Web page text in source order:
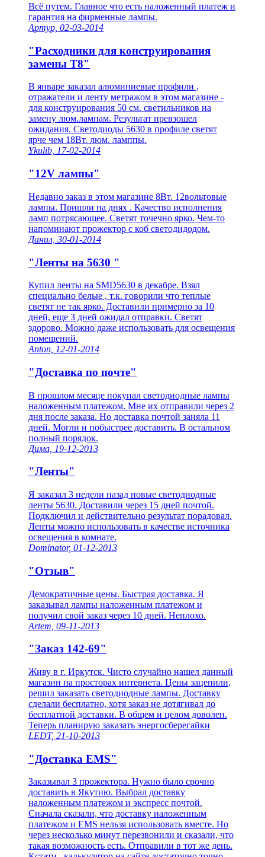
Всё путем. Главное что есть наложенный платеж и
гарантия на фирменные лампы.
Артур, 02-03-2014
"Расходники для конструирования
замены T8"
В январе заказал алюминиевые профили ,
отражатели и ленту метражом в этом магазине -
для конструирования 50 см. светильников на
замену люм.лампам. Результат превзошел
ожидания. Светодиоды 5630 в профиле светят
ярче чем 18Вт. люм. ламппы.
Ykulib, 17-02-2014
"12V лампы"
Недавно заказ в этом магазине 8Вт. 12вольтовые
лампы. Пришли на днях . Качество исполнения
ламп потрясающее. Светят точечно ярко. Чем-то
напоминают прожектор с коб светодидодом.
Данил, 30-01-2014
"Ленты на 5630 "
Купил ленты на SMD5630 в декабре. Взял
специально белые , т.к. говорили что теплые
светят не так ярко. Доставили примерно за 10
дней, еще 3 дней ожидал отправки. Светят
здорово. Можно даже использовать для освещения
помещений.
Anton, 12-01-2014
"Доставка по почте"
В прошлом месяце покупал светодиодные лампы
наложенным платежом. Мне их отправили через 2
дня после заказа. Но доставка почтой заняла 11
дней. Могли и побыстрее доставить. В остальном
полный порядок.
Дима, 19-12-2013
"Ленты"
Я заказал 3 недели назад новые светодиодные
ленты 5630. Доставили через 15 дней почтой.
Подключил и действительно результат порадовал.
Ленты можно использовать в качестве источника
освещения в комнате.
Dominator, 01-12-2013
"Отзыв"
Демократичные цены. Быстрая доставка. Я
заказывал лампы наложенным платежом и
получил свой заказ через 10 дней. Неплохо.
Artem, 09-11-2013
"Заказ 142-69"
Живу в г. Иркутск. Чисто случайно нашел данный
магазин на просторах интернета. Цены зацепили,
решил заказать светодиодные лампы. Доставку
сделали бесплатно, хотя заказ не дотягивал до
бесплатной доставки. В общем и целом доволен.
Теперь планирую заказать энергосберегайки
LEDT, 21-10-2013
"Доставка EMS"
Заказывал 3 прожектора. Нужно было срочно
доставить в Якутию. Выбрал доставку
наложенным платежом и экспресс почтой.
Сначала сказали, что доставку наложенным
платежом и EMS нельзя использовать вместе. Но
через несколько минут перезвонили и сказали, что
такая возможность есть. Отправили в тот же день.